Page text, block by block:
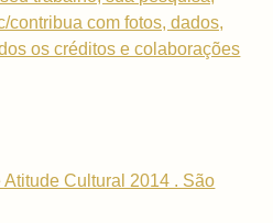
contribua com fotos, dados,
os créditos e colaborações
Cultural 2014 . São